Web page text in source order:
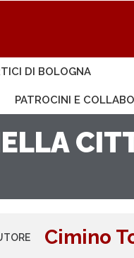
DI BOLOGNA
PATROCINI E
Cimino